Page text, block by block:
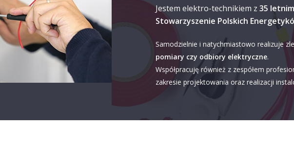
Jestem elektro-technikiem z 35
Stowarzyszenie Polskich
Samodzielnie i natychmiastowo realizuje
pomiary czy odbiory elektryczne.
Współpracuję również z zespółem
zakresie projektowania oraz realizacji